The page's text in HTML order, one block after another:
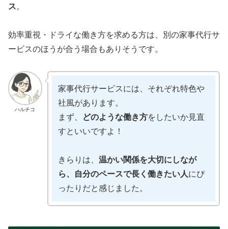
ス。
効率重視・ドライな働き方を求める方は、別の家事代行サ
ービスのほうが合う場合もありそうです。
ハルチコ
家事代行サービスには、それぞれ特色や
社風があります。
まず、
どのような働き方をしたいか見直
すといいですよ！
きらりは、 温かい関係を大切にしなが
ら、自分のペースで長く働きたい人にぴ
ったりだと感じました。